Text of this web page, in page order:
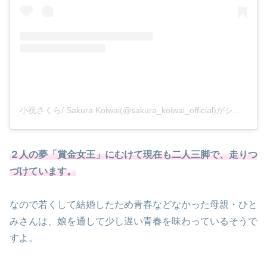
２人の夢「賞金女王」にむけて現在も二人三脚で、走りつ
づけています。
なので若くして結婚したため青春などなかった母親・ひと
みさんは、娘を通して少し遅い青春を味わっているそうで
すよ。